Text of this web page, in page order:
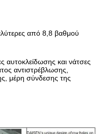
από 8,8 βαθμού
αυτοκλείδωσης και νάτσες
αντιστρέβλωσης,
μέρη σύνδεσης της